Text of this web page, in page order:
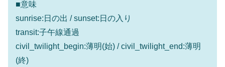
■意味
sunrise:日の出 / sunset:日の入り
transit:子午線通過
civil_twilight_begin:薄明(始) / civil_twilight_end:薄明
(終)